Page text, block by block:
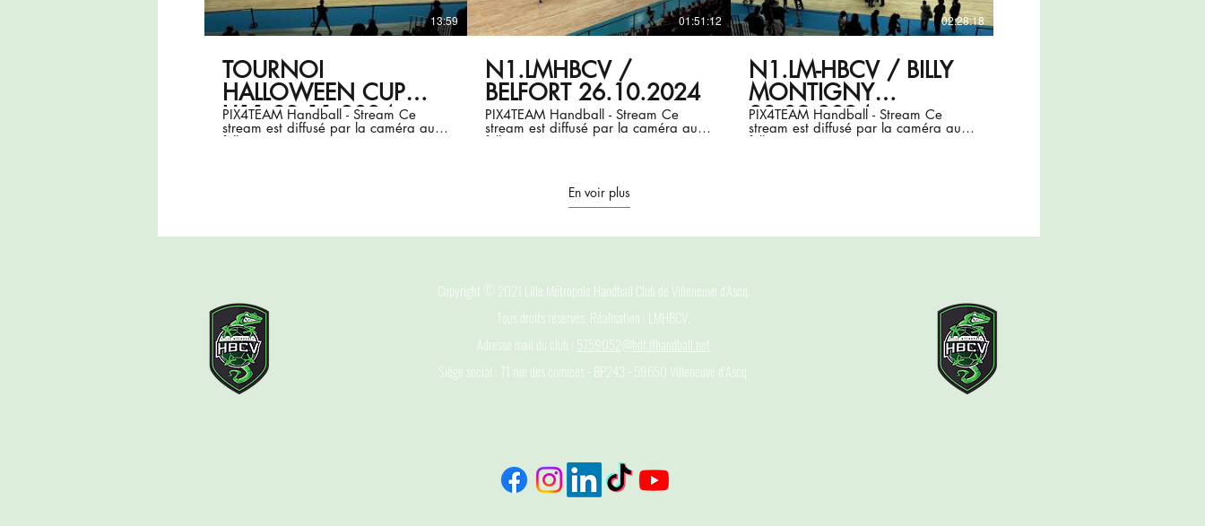
13:59
TOURNOI
HALLOWEEN CUP
U11 02.11.2024
PIX4TEAM Handball - Stream Ce
stream est diffusé par la caméra auto-
follow PIX4TEAM. (Firmware v4.7.2)
01:51:12
N1.LMHBCV /
BELFORT 26.10.2024
PIX4TEAM Handball - Stream Ce
stream est diffusé par la caméra auto-
follow PIX4TEAM. (Firmware v4.7.2)
02:28:18
N1.LM-HBCV / BILLY
MONTIGNY
28.09.2024
PIX4TEAM Handball - Stream Ce
stream est diffusé par la caméra auto-
follow PIX4TEAM. (Firmware v4.7.1)
En voir plus
Copyright © 2021 Lille Métropole Handball Club de Villeneuve d'Ascq.
Tous droits réservés. Réalisation : LMHBCV.
Adresse mail du club : 5759052@hdf.ffhandball.net
Siège social : 71 rue des comices - BP243 - 59650 Villeneuve d’Ascq